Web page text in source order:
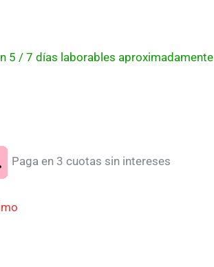
5 / 7 días laborables aproximadamente
Paga en 3 cuotas sin intereses